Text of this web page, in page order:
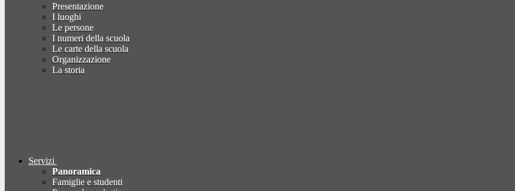
Presentazione
I luoghi
Le persone
I numeri della scuola
Le carte della scuola
Organizzazione
La storia
Servizi
Panoramica
Famiglie e studenti